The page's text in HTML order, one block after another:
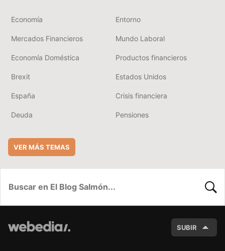
Economía Entorno
Mercados Financieros Mundo Laboral
Economía Doméstica Productos financieros
Brexit Estados Unidos
España Crisis financiera
Deuda Pensiones
VER MÁS TEMAS
SUBIR